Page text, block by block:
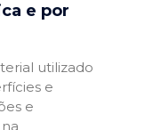
e por
utilizado
e
e